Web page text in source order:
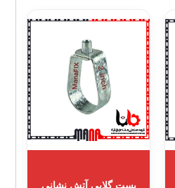
بست گلابی آتش نشانی